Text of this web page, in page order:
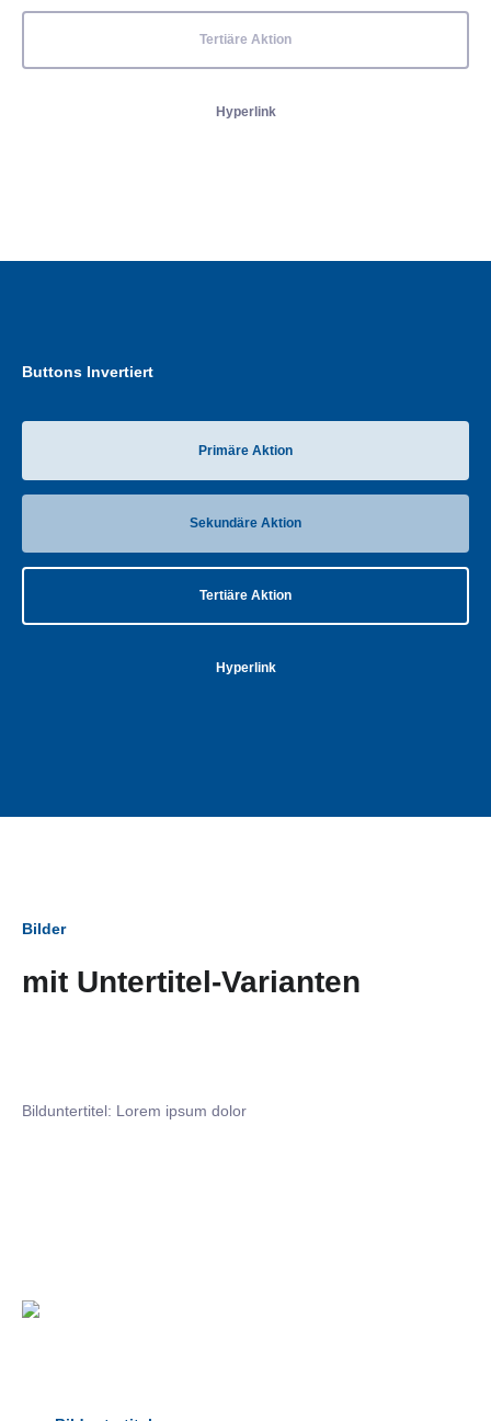
Tertiäre Aktion
Hyperlink
Buttons Invertiert
Primäre Aktion
Sekundäre Aktion
Tertiäre Aktion
Hyperlink
Bilder
mit Untertitel-Varianten
Bilduntertitel: Lorem ipsum dolor